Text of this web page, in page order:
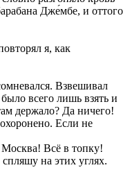
Дже́мбе, и оттого
я, как
Взвешивал
всего лишь взять и
держало? Да ничего!
Если не
Всё в топку!
на этих углях.